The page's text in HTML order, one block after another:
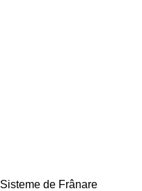
Sisteme de Frânare